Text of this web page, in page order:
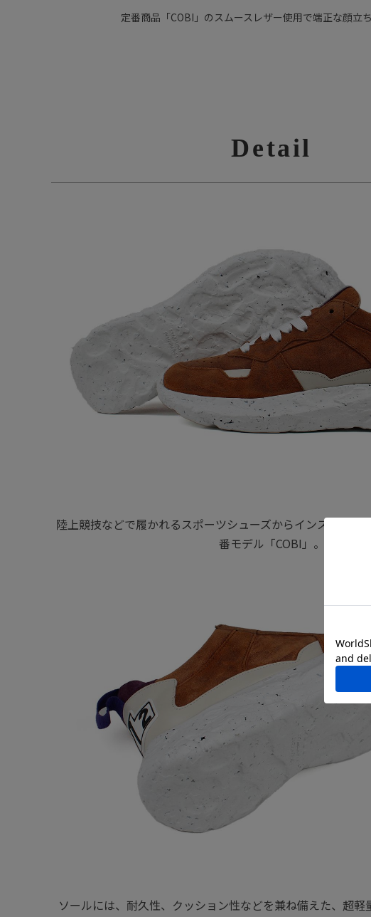
定番商品「COBI」のスムースレザー使用で端正な顔立ち
Detail
陸上競技などで履かれるスポーツシューズからインスパイア
番モデル「COBI」。
ソールには、耐久性、クッション性などを兼ね備えた、超